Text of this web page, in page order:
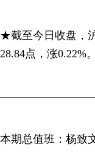
★截至今日收盘，
28.84点，涨0.22%。
本期总值班：杨致